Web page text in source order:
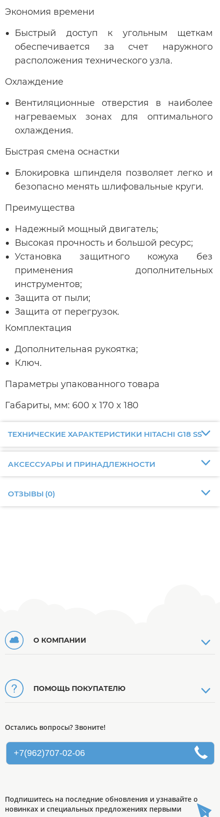
Экономия времени
Быстрый доступ к угольным щеткам
обеспечивается за счет наружного
расположения технического узла.
Охлаждение
Вентиляционные отверстия в наиболее
нагреваемых зонах для оптимального
охлаждения.
Быстрая смена оснастки
Блокировка шпинделя позволяет легко и
безопасно менять шлифовальные круги.
Преимущества
Надежный мощный двигатель;
Высокая прочность и большой ресурс;
Установка защитного кожуха без
применения дополнительных
инструментов;
Защита от пыли;
Защита от перегрузок.
Комплектация
Дополнительная рукоятка;
Ключ.
Параметры упакованного товара
Габариты, мм: 600 x 170 x 180
ТЕХНИЧЕСКИЕ ХАРАКТЕРИСТИКИ HITACHI G18 SS
АКСЕССУАРЫ И ПРИНАДЛЕЖНОСТИ
ОТЗЫВЫ (0)
О КОМПАНИИ
ПОМОЩЬ ПОКУПАТЕЛЮ
Остались вопросы? Звоните!
+7(962)707-02-06
Подпишитесь на последние обновления и узнавайте о
новинках и специальных предложениях первыми